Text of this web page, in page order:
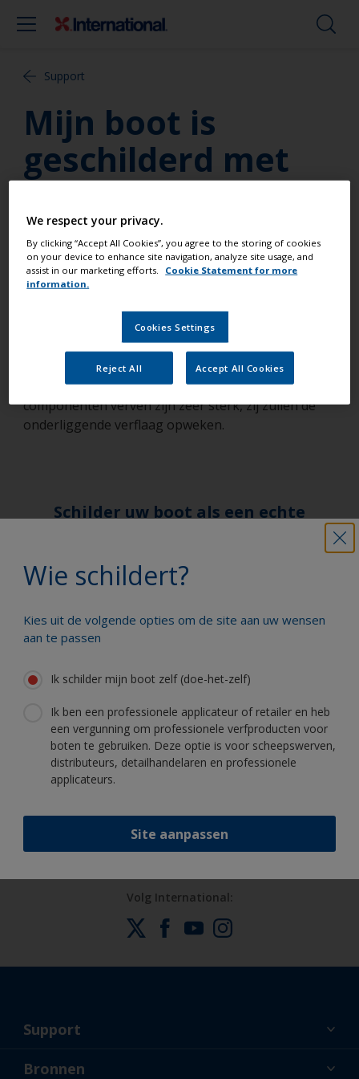
Support
Mijn boot is
geschilderd met
een 1-component
verf; kan ik daar
Perfection over
aanbrengen?
Helaas niet. Algemene richtlijn: 2-componenten
verven kunnen niet over 1-component verven
worden aangebracht. De oplosmiddelen in 2-
componenten verven zijn zeer sterk, zij zullen de
onderliggende verflaag opweken.
Wie schildert?
Kies uit de volgende opties om de site aan uw wensen
aan te passen
Ik schilder mijn boot zelf (doe-het-zelf)
Ik ben een professionele applicateur of retailer en heb
een vergunning om professionele verfproducten voor
boten te gebruiken. Deze optie is voor scheepswerven,
distributeurs, detailhandelaren en professionele
applicateurs.
Site aanpassen
Schilder uw boot als een echte
Hier vindt u de beste producten om uw
Krijg al het technische advies om vol
Profiteer van onze non-stop innovatie
en wetenschappelijke kennis
Volg International:
Support
Over ons
Bronnen
We respect your privacy.
By clicking “Accept All Cookies”, you agree to the storing of cookies
on your device to enhance site navigation, analyze site usage, and
assist in our marketing efforts.
Cookie Statement for more
information.
Cookies Settings
Reject All Accept All Cookies